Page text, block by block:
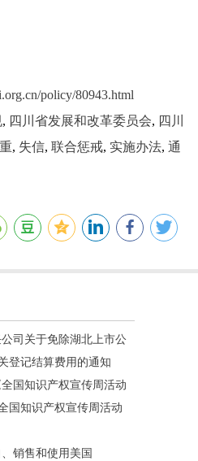
policy/80943.html
, 四川省发展和改革委员会, 四川
, 失信,联合惩戒, 实施办法,通
司关于免除湖北上市公
登记结算费用的通知
国知识产权宣传周活动
国知识产权宣传周活动
销售和使用美国